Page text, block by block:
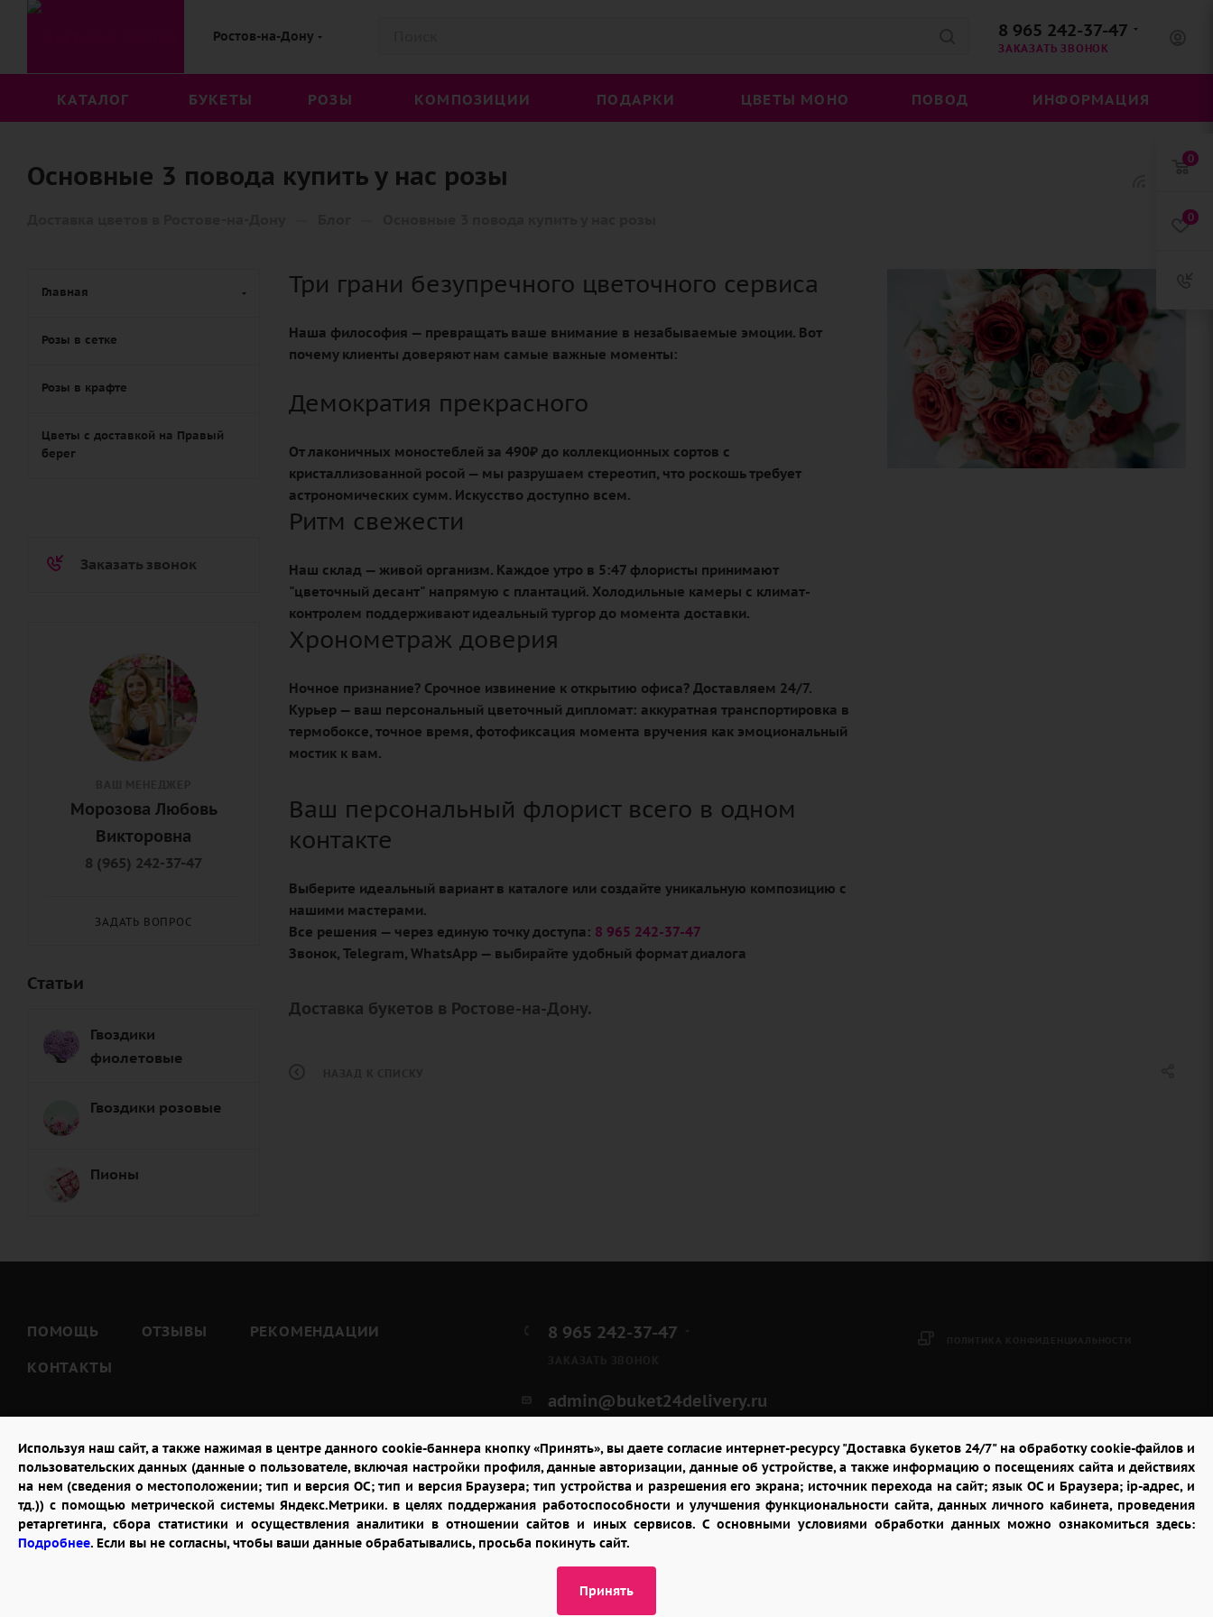
Используя наш сайт, а также нажимая в центре данного cookie-баннера кнопку «Принять», вы даете согласие интернет-ресурсу "Доставка букетов 24/7" на обработку cookie-файлов и
пользовательских данных (данные о пользователе, включая настройки профиля, данные авторизации, данные об устройстве, а также информацию о посещениях сайта и действиях
на нем (сведения о местоположении; тип и версия ОС; тип и версия Браузера; тип устройства и разрешения его экрана; источник перехода на сайт; язык ОС и Браузера; ip-адрес, и
тд.)) с помощью метрической системы Яндекс.Метрики. в целях поддержания работоспособности и улучшения функциональности сайта, данных личного кабинета, проведения
ретаргетинга, сбора статистики и осуществления аналитики в отношении сайтов и иных сервисов. С основными условиями обработки данных можно ознакомиться здесь:
Подробнее. Если вы не согласны, чтобы ваши данные обрабатывались, просьба покинуть сайт.
Принять
Ростов-на-Дону 8 965 242-37-47
ЗАКАЗАТЬ ЗВОНОК
КАТАЛОГ БУКЕТЫ РОЗЫ КОМПОЗИЦИИ ПОДАРКИ ЦВЕТЫ МОНО ПОВОД ИНФОРМАЦИЯ
Основные 3 повода купить у нас розы
Три грани безупречного цветочного сервиса
Наша философия — превращать ваше внимание в незабываемые эмоции. Вот
почему клиенты доверяют нам самые важные моменты:
Демократия прекрасного
От лаконичных моностеблей за 490₽ до коллекционных сортов с
кристаллизованной росой — мы разрушаем стереотип, что роскошь требует
астрономических сумм. Искусство доступно всем.
Ритм свежести
Наш склад — живой организм. Каждое утро в 5:47 флористы принимают
"цветочный десант" напрямую с плантаций. Холодильные камеры с климат-
контролем поддерживают идеальный тургор до момента доставки.
Хронометраж доверия
Ночное признание? Срочное извинение к открытию офиса? Доставляем 24/7.
Курьер — ваш персональный цветочный дипломат: аккуратная транспортировка в
термобоксе, точное время, фотофиксация момента вручения как эмоциональный
мостик к вам.
Ваш персональный флорист всего в одном
контакте
Выберите идеальный вариант в каталоге или создайте уникальную композицию с
нашими мастерами.
Все решения — через единую точку доступа: 8 965 242-37-47
Звонок, Telegram, WhatsApp — выбирайте удобный формат диалога
Доставка букетов в Ростове-на-Дону.
Главная
Розы в сетке
Розы в крафте
Цветы с доставкой на Правый
берег
Заказать звонок
Морозова Любовь
Викторовна
8 (965) 242-37-47
ЗАДАТЬ ВОПРОС
Статьи
Гвоздики
фиолетовые
Гвоздики розовые
Пионы
ПОМОЩЬ ОТЗЫВЫ
РЕКОМЕНДАЦИИ
КОНТАКТЫ
8 965 242-37-47
admin@buket24delivery.ru
пр. Михаила Нагибина д.
32И, ТЦ «Горизонт»
2026 © "Доставка цветов в Ростове-на-Дону"
0
0